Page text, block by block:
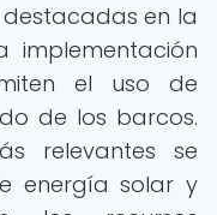
en la
implementación
el uso de
de los barcos.
relevantes se
energía solar y